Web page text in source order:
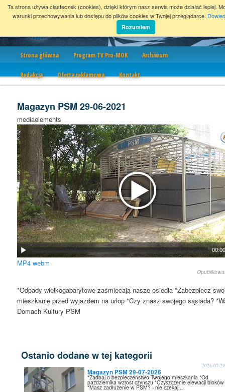
Strona główna Program TV Pro-MOK Archiwum
Redakcja Oferta reklamowa Kontakt
Magazyn PSM 29-06-2021
mediaelements
MP4 webm
*Odpady wielkogabarytowe zaśmiecają nasze osiedla *Zabezpiecz
mieszkanie przed wyjazdem na urlop *Czy znasz swojego sąsiada?
Domach Kultury PSM
Ostanio dodane w tej kategorii
Magazyn PSM 29-07-2026
2026-07-29
*Zadbaj o bezpieczeństwo Twojego mieszkania *Od
października wzrost czynszu *Czyszczenie elewacji bloków
*Masz zadłużenie w PSM? - nie czekaj...
Ta strona używa ciasteczek (cookies), dzięki którym nasz serwis może działać lepiej.
warunki przechowywania lub dostępu do plików cookies w Twojej przeglądarce.
Rozumiem